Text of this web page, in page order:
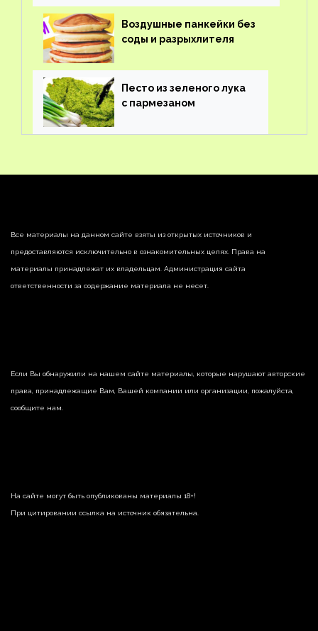
Воздушные панкейки без
соды и разрыхлителя
Песто из зеленого лука
с пармезаном
Все материалы на данном сайте взяты из открытых источников и
предоставляются исключительно в ознакомительных целях. Права на
материалы принадлежат их владельцам. Администрация сайта
ответственности за содержание материала не несет.
Если Вы обнаружили на нашем сайте материалы, которые нарушают авторские
права, принадлежащие Вам, Вашей компании или организации, пожалуйста,
сообщите нам.
На сайте могут быть опубликованы материалы 18+!
При цитировании ссылка на источник обязательна.